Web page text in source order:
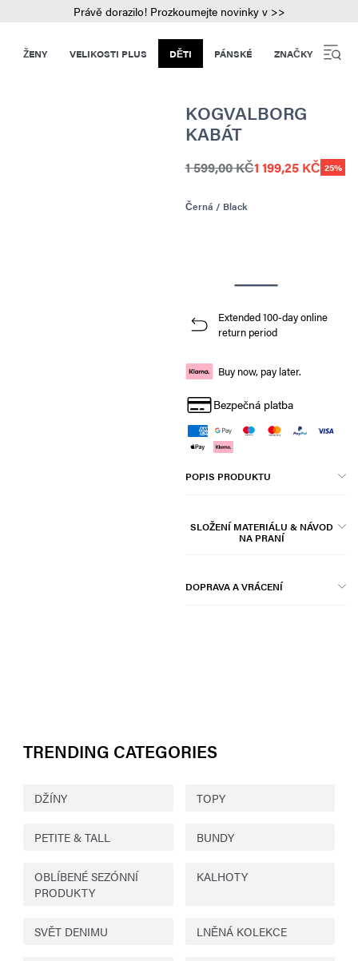
Právě dorazilo! Prozkoumejte novinky v >>
ŽENY VELIKOSTI PLUS DĚTI PÁNSKÉ ZNAČKY
KOGVALBORG
KABÁT
1 599,00 KČ1 199,25 KČ 25%
Černá / Black
Extended 100-day online
return period
Buy now, pay later.
Bezpečná platba
POPIS PRODUKTU
SLOŽENÍ MATERIÁLU & NÁVOD
NA PRANÍ
DOPRAVA A VRÁCENÍ
TRENDING CATEGORIES
DŽÍNY TOPY
PETITE & TALL BUNDY
OBLÍBENÉ SEZÓNNÍ
PRODUKTY
KALHOTY
SVĚT DENIMU LNĚNÁ KOLEKCE